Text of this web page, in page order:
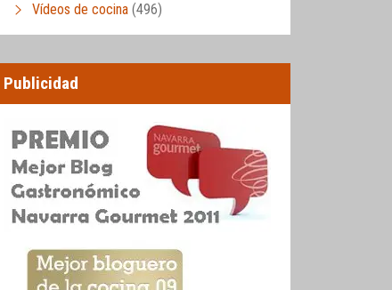
Vídeos de cocina (496)
Publicidad